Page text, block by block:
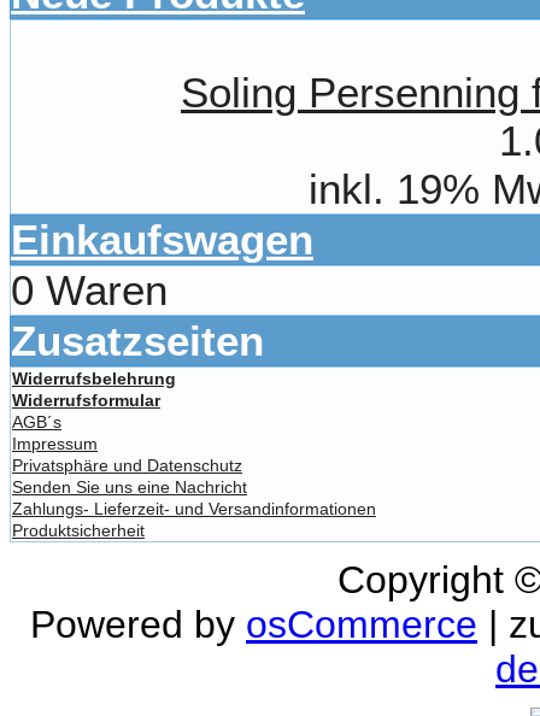
Soling Persenning
inkl. 19%
Einkaufswagen
0 Waren
Zusatzseiten
Widerrufsbelehrung
Widerrufsformular
AGB´s
Impressum
Privatsphäre und Datenschutz
Senden Sie uns eine Nachricht
Zahlungs- Lieferzeit- und Versandinformationen
Produktsicherheit
Copyright
Powered by osCommerce |